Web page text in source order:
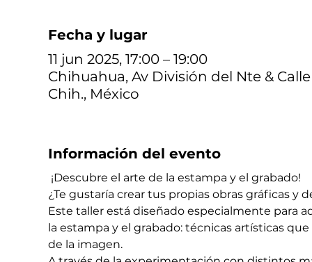
Fecha y lugar
11 jun 2025, 17:00 – 19:00
Chihuahua, Av División del Nte &
Chih., México
Información del evento
¡Descubre el arte de la estampa y el grabado!
¿Te gustaría crear tus propias obras gráficas y
Este taller está diseñado especialmente para
la estampa y el grabado: técnicas artísticas
de la imagen.